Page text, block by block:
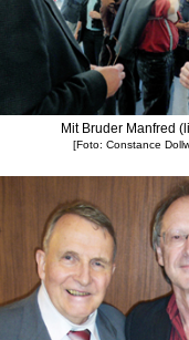
Mit Bruder Manfred
[Foto: Constance